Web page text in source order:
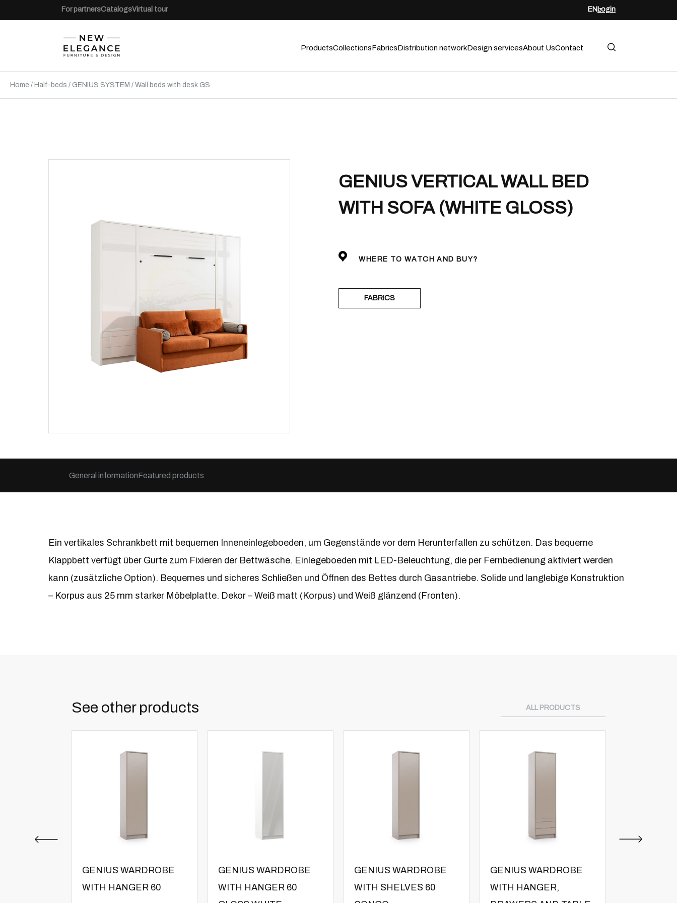
For partnersCatalogsVirtual tour EN Login
ProductsCollectionsFabricsDistribution networkDesign servicesAbout UsContact
Home / Half-beds / GENIUS SYSTEM / Wall beds with desk GS
GENIUS VERTICAL WALL BED
WITH SOFA (WHITE GLOSS)
WHERE TO WATCH AND BUY?
FABRICS
General informationFeatured products
Ein vertikales Schrankbett mit bequemen Inneneinlegeboeden, um Gegenstände vor dem Herunterfallen zu schützen. Das bequeme
Klappbett verfügt über Gurte zum Fixieren der Bettwäsche. Einlegeboeden mit LED-Beleuchtung, die per Fernbedienung aktiviert werden
kann (zusätzliche Option). Bequemes und sicheres Schließen und Öffnen des Bettes durch Gasantriebe. Solide und langlebige Konstruktion
– Korpus aus 25 mm starker Möbelplatte. Dekor – Weiß matt (Korpus) und Weiß glänzend (Fronten).
See other products ALL PRODUCTS
GENIUS WARDROBE
WITH HANGER 60
GENIUS WARDROBE
WITH HANGER 60
GENIUS WARDROBE
WITH SHELVES 60
GENIUS WARDROBE
WITH HANGER,